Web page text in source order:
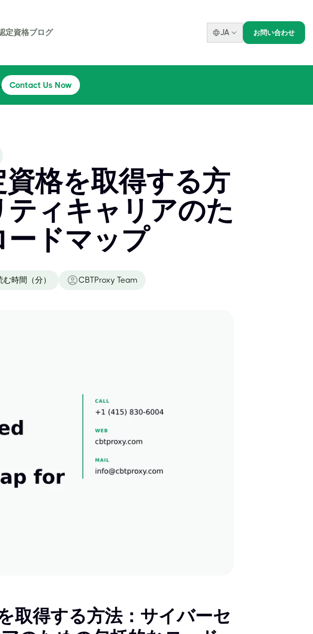
定資格ブログ JA お問い合わせ
Contact Us Now
格を取得する方
ィキャリアのた
ードマップ
む時間（分） CBTProxy Team
取得する方法：サイバーセ